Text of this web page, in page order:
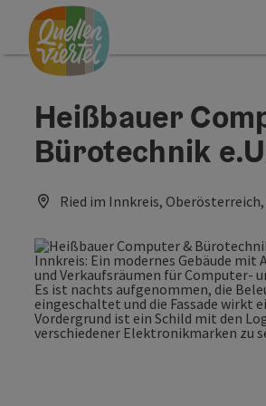
Zum Inhalt
Zur Navigation
Zum Seitenanfang
Heißbauer
Bürotechnik
Ried im Innkreis,